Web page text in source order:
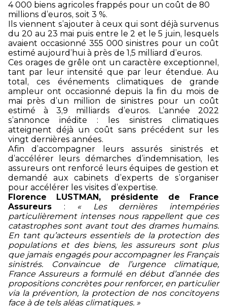
4 000 biens agricoles frappés pour un coût de 80
millions d’euros, soit 3 %.
Ils viennent s’ajouter à ceux qui sont déjà survenus
du 20 au 23 mai puis entre le 2 et le 5 juin, lesquels
avaient occasionné 355 000 sinistres pour un coût
estimé aujourd’hui à près de 1,5 milliard d’euros.
Ces orages de grêle ont un caractère exceptionnel,
tant par leur intensité que par leur étendue. Au
total, ces événements climatiques de grande
ampleur ont occasionné depuis la fin du mois de
mai près d’un million de sinistres pour un coût
estimé à 3,9 milliards d’euros. L’année 2022
s’annonce inédite : les sinistres climatiques
atteignent déjà un coût sans précédent sur les
vingt dernières années.
Afin d’accompagner leurs assurés sinistrés et
d’accélérer leurs démarches d’indemnisation, les
assureurs ont renforcé leurs équipes de gestion et
demandé aux cabinets d’experts de s’organiser
pour accélérer les visites d’expertise.
Florence LUSTMAN, présidente de France
Assureurs : «
Les dernières intempéries
particulièrement intenses nous rappellent que ces
catastrophes sont avant tout des drames humains.
En tant qu’acteurs essentiels de la protection des
populations et des biens, les assureurs sont plus
que jamais engagés pour accompagner les Français
sinistrés. Convaincue de l’urgence climatique,
France Assureurs a formulé en début d’année des
propositions concrètes pour renforcer, en particulier
via la prévention, la protection de nos concitoyens
face à de tels aléas climatiques. »